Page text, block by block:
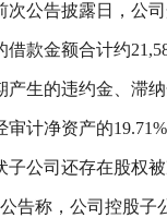
次公告披露日，公
款金额合计约
产生的违约金、滞
审计净资产的19.71%
子公司还存在股权被
告称，公司控股子